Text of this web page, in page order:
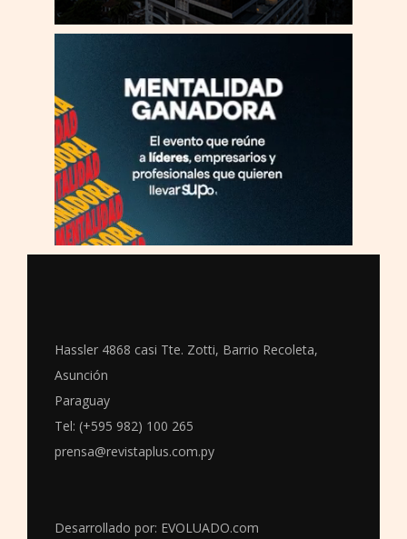
Hassler 4868 casi Tte. Zotti, Barrio Recoleta,
Asunción
Paraguay
Tel: (+595 982) 100 265
prensa@revistaplus.com.py
Desarrollado por: EVOLUADO.com